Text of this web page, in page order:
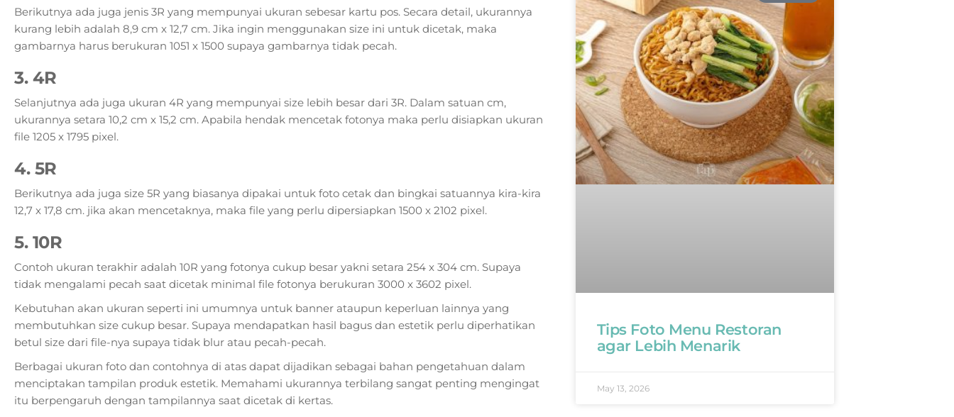
Berikutnya ada juga jenis 3R yang mempunyai ukuran sebesar kartu pos. Secara detail, ukurannya
kurang lebih adalah 8,9 cm x 12,7 cm. Jika ingin menggunakan size ini untuk dicetak, maka
gambarnya harus berukuran 1051 x 1500 supaya gambarnya tidak pecah.
3. 4R
Selanjutnya ada juga ukuran 4R yang mempunyai size lebih besar dari 3R. Dalam satuan cm,
ukurannya setara 10,2 cm x 15,2 cm. Apabila hendak mencetak fotonya maka perlu disiapkan ukuran
file 1205 x 1795 pixel.
4. 5R
Berikutnya ada juga size 5R yang biasanya dipakai untuk foto cetak dan bingkai satuannya kira-kira
12,7 x 17,8 cm. jika akan mencetaknya, maka file yang perlu dipersiapkan 1500 x 2102 pixel.
5. 10R
Contoh ukuran terakhir adalah 10R yang fotonya cukup besar yakni setara 254 x 304 cm. Supaya
tidak mengalami pecah saat dicetak minimal file fotonya berukuran 3000 x 3602 pixel.
Kebutuhan akan ukuran seperti ini umumnya untuk banner ataupun keperluan lainnya yang
membutuhkan size cukup besar. Supaya mendapatkan hasil bagus dan estetik perlu diperhatikan
betul size dari file-nya supaya tidak blur atau pecah-pecah.
Berbagai ukuran foto dan contohnya di atas dapat dijadikan sebagai bahan pengetahuan dalam
menciptakan tampilan produk estetik. Memahami ukurannya terbilang sangat penting mengingat
itu berpengaruh dengan tampilannya saat dicetak di kertas.
Tips Foto Menu Restoran
agar Lebih Menarik
May 13, 2026